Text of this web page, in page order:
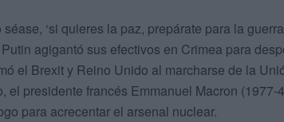
séase, ‘si quieres la paz, prepárate para la
agigantó sus efectivos en Crimea para
el Brexit y Reino Unido al marcharse de la
el presidente francés Emmanuel Macron
para acrecentar el arsenal nuclear.